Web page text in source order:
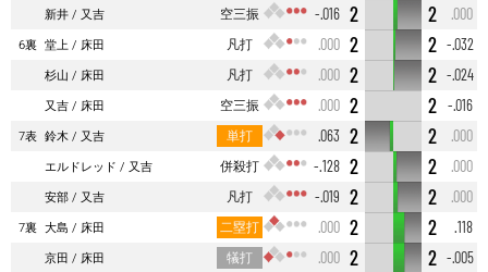
新井
又吉 空三振 -.016 2 2
.000
6裏 堂上 床田 凡打 .000 2 2 -.032
杉山
床田 凡打 .000 2 2 -.024
又吉
床田 空三振 .000 2 2
-.016
7表 鈴木 又吉 単打 .063 2 2
.000
エルドレッド
又吉 併殺打 -.128 2 2
.000
安部
又吉 凡打 -.019 2 2
.000
7裏 大島 床田 二塁打 .000 2 2
.118
京田
床田 犠打 .000 2 2 -.005